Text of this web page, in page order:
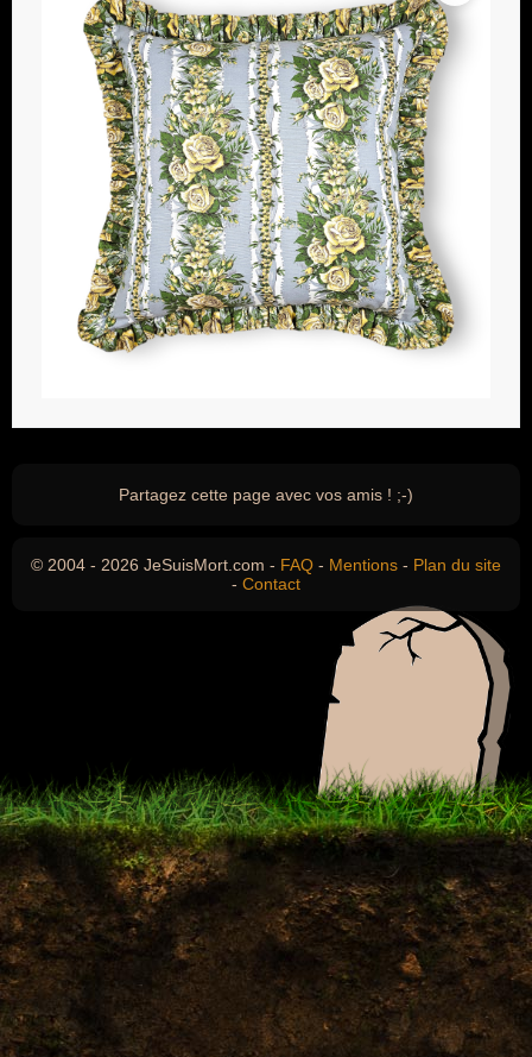
Partagez cette page avec vos amis ! ;-)
© 2004 - 2026 JeSuisMort.com - FAQ - Mentions - Plan du site
- Contact